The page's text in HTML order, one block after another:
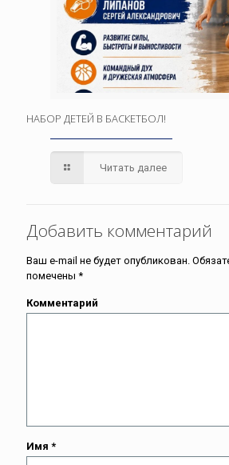
НАБОР ДЕТЕЙ В БАСКЕТБОЛ!
Читать далее
Добавить комментарий
Ваш e-mail не будет опубликован.
помечены *
Комментарий
Имя *